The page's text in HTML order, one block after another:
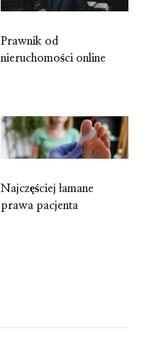
Prawnik od
nieruchomości online
Najczęściej łamane
prawa pacjenta